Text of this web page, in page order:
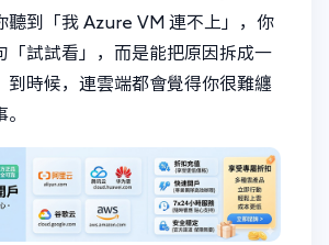
聽到「我 Azure VM 連不上」，你
「試試看」，而是能把原因拆成一
到時候，連雲端都會覺得你很難纏